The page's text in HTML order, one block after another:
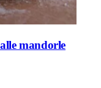
mandorle